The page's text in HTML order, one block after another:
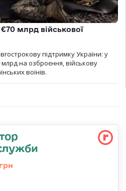
млрд військової
підтримку України: у
на озброєння, військову
воїнів.